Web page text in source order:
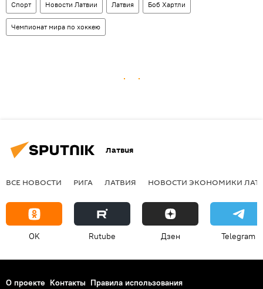
Спорт Новости Латвии Латвия Боб Хартли
Чемпионат мира по хоккею
Латвия
ВСЕ НОВОСТИ РИГА ЛАТВИЯ НОВОСТИ ЭКОНОМИКИ
OK Rutube Дзен Telegram
О проекте Контакты Правила использования